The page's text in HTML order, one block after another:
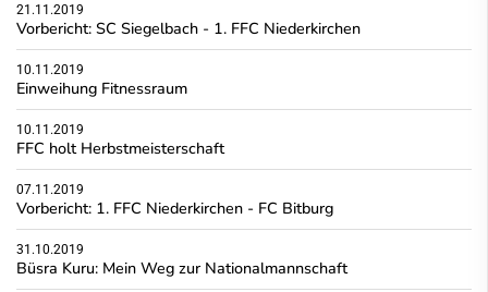
21.11.2019
Vorbericht: SC Siegelbach - 1. FFC Niederkirchen
10.11.2019
Einweihung Fitnessraum
10.11.2019
FFC holt Herbstmeisterschaft
07.11.2019
Vorbericht: 1. FFC Niederkirchen - FC Bitburg
31.10.2019
Büsra Kuru: Mein Weg zur Nationalmannschaft